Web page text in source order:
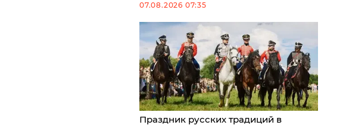
07.08.2026 07:35
Праздник русских традиций в